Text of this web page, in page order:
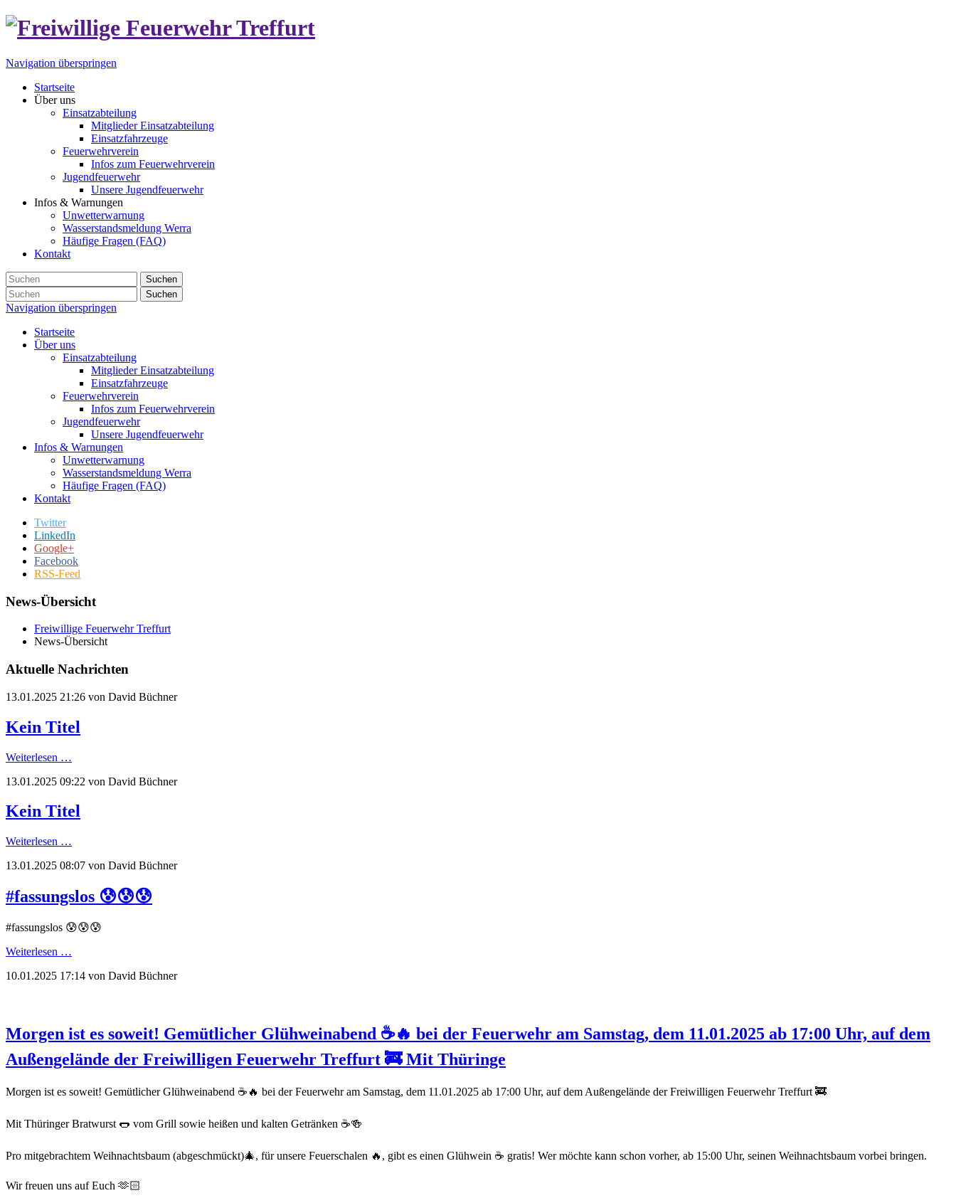
Navigation überspringen
Startseite
Über uns
Einsatzabteilung
Mitglieder Einsatzabteilung
Einsatzfahrzeuge
Feuerwehrverein
Infos zum Feuerwehrverein
Jugendfeuerwehr
Unsere Jugendfeuerwehr
Infos & Warnungen
Unwetterwarnung
Wasserstandsmeldung Werra
Häufige Fragen (FAQ)
Kontakt
Suchen
Suchen
Navigation überspringen
Startseite
Über uns
Einsatzabteilung
Mitglieder Einsatzabteilung
Einsatzfahrzeuge
Feuerwehrverein
Infos zum Feuerwehrverein
Jugendfeuerwehr
Unsere Jugendfeuerwehr
Infos & Warnungen
Unwetterwarnung
Wasserstandsmeldung Werra
Häufige Fragen (FAQ)
Kontakt
Twitter
LinkedIn
Google+
Facebook
RSS-Feed
News-Übersicht
Freiwillige Feuerwehr Treffurt
News-Übersicht
Aktuelle Nachrichten
13.01.2025 21:26 von David Büchner
Kein Titel
Weiterlesen …
13.01.2025 09:22 von David Büchner
Kein Titel
Weiterlesen …
13.01.2025 08:07 von David Büchner
#fassungslos 😰😰😰
#fassungslos 😰😰😰
Weiterlesen …
10.01.2025 17:14 von David Büchner
Morgen ist es soweit! Gemütlicher Glühweinabend ☕️🔥 bei der Feuerwehr am Samstag, dem 11.01.2025 ab 17:00 Uhr, auf dem
Außengelände der Freiwilligen Feuerwehr Treffurt 🚒 Mit Thüringe
Morgen ist es soweit! Gemütlicher Glühweinabend ☕️🔥 bei der Feuerwehr am Samstag, dem 11.01.2025 ab 17:00 Uhr, auf dem Außengelände der Freiwilligen Feuerwehr Treffurt 🚒
Mit Thüringer Bratwurst 🌭 vom Grill sowie heißen und kalten Getränken ☕️🍻
Pro mitgebrachtem Weihnachtsbaum (abgeschmückt)🎄, für unsere Feuerschalen 🔥, gibt es einen Glühwein ☕️ gratis! Wer möchte kann schon vorher, ab 15:00 Uhr, seinen Weihnachtsbaum vorbei bringen.
Wir freuen uns auf Euch 🫶🏻